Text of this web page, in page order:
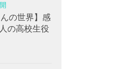
の世界】感
の高校生役